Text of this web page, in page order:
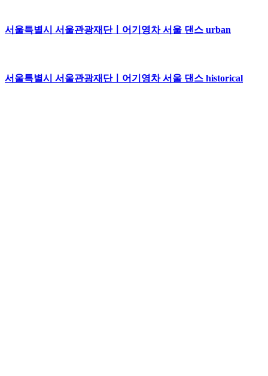
서울특별시 서울관광재단ㅣ어기영차 서울 댄스 urban
서울특별시 서울관광재단ㅣ어기영차 서울 댄스 historical